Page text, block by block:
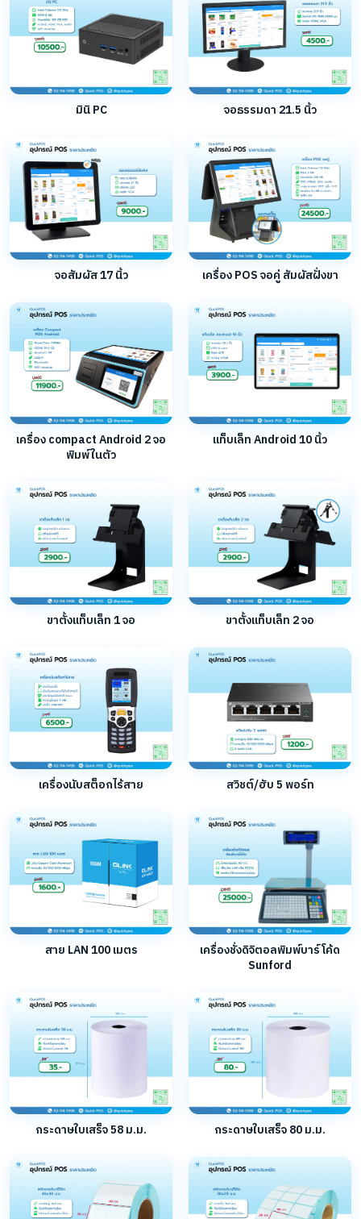
มินิ PC จอธรรมดา 21.5 นิ้ว
จอสัมผัส 17 นิ้ว เครื่อง POS จอคู่ สัมผัสฝั่งขา
เครื่อง compact Android 2 จอ
พิมพ์ในตัว
แท็บเล็ท Android 10 นิ้ว
ขาตั้งแท็บเล็ท 1 จอ ขาตั้งแท็บเล็ท 2 จอ
เครื่องนับสต็อกไร้สาย สวิชต์/ฮับ 5 พอร์ท
สาย LAN 100 เมตร
เครื่องชั่งดิจิตอลพิมพ์บาร์โค้ด
Sunford
กระดาษใบเสร็จ 58 ม.ม. กระดาษใบเสร็จ 80 ม.ม.